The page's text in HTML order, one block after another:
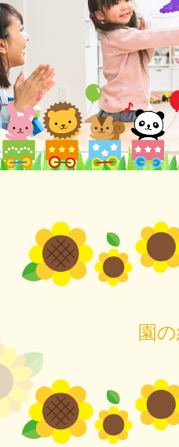
保育園の一年
職員募集
職員紹介
情報開示
決算報告
お問合せ
個人情報保護方針
園